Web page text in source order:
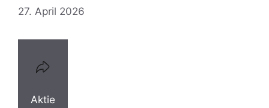
27. April 2026
Aktie